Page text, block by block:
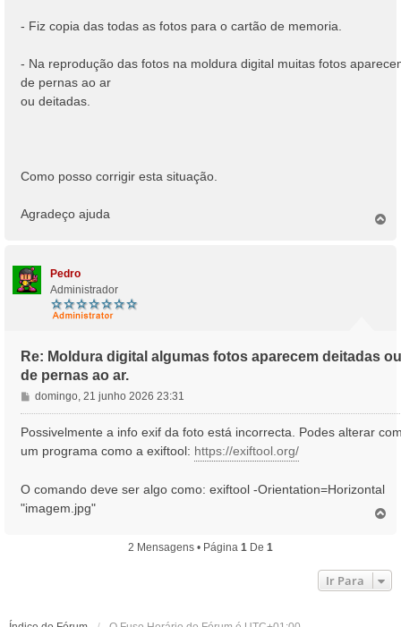
- Fiz copia das todas as fotos para o cartão de memoria.
- Na reprodução das fotos na moldura digital muitas fotos
de pernas ao ar
ou deitadas.
Como posso corrigir esta situação.
Agradeço ajuda
Pedro
Administrador
Re: Moldura digital algumas fotos aparecem deitadas ou
de pernas ao ar.
M
e
n
e
m
domingo, 21 junho 2026 23:31
Possivelmente a info exif da foto está incorrecta. Podes alterar
um programa como a exiftool: https://exiftool.org/
O comando deve ser algo como: exiftool -Orientation=Horizontal
"imagem.jpg"
2 Mensagens • Página 1 De 1
Ir Para